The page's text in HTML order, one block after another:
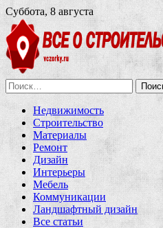
Суббота, 8 августа
Найти:
Недвижимость
Строительство
Материалы
Ремонт
Дизайн
Интерьеры
Мебель
Коммуникации
Ландшафтный дизайн
Все статьи